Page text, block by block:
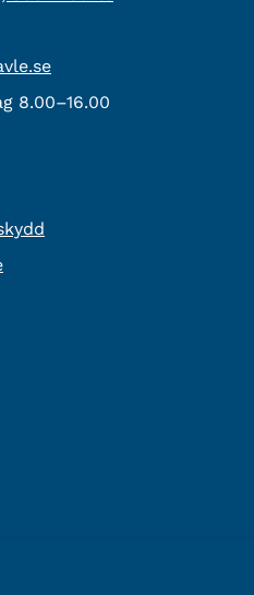
8.00–16.00